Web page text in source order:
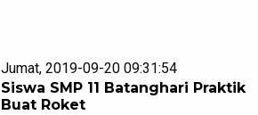
Jumat, 2019-09-20 09:31:54
Siswa SMP 11 Batanghari Praktik
Buat Roket